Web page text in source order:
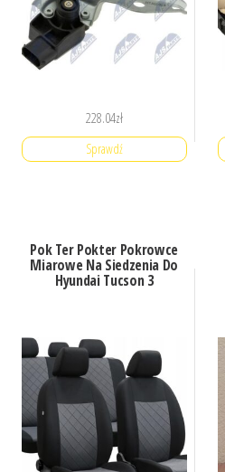
228.04zł
Sprawdź
Pok Ter Pokter Pokrowce
Miarowe Na Siedzenia Do
Hyundai Tucson 3